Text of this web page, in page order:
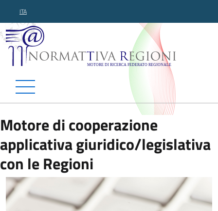
ITA
Normattiva Regioni -
Motore di cooperazione
applicativa giuridico/legislativa
con le Regioni